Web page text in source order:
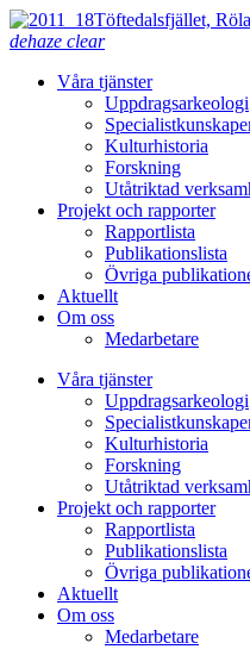
dehaze clear
Våra tjänster
Uppdragsarkeologi
Kulturhistoria
Forskning
Utåtriktad
Projekt och rapporter
Rapportlista
Publikationslista
Övriga
Aktuellt
Om oss
Medarbetare
Våra tjänster
Uppdragsarkeologi
Kulturhistoria
Forskning
Utåtriktad
Projekt och rapporter
Rapportlista
Publikationslista
Övriga
Aktuellt
Om oss
Medarbetare